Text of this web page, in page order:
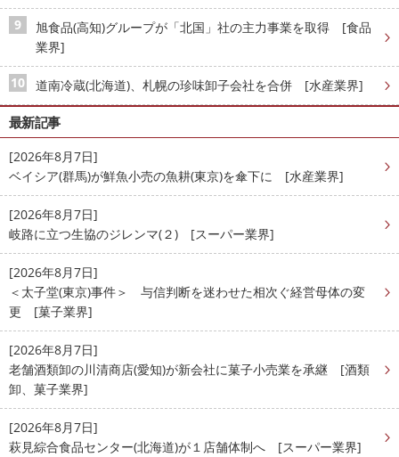
旭食品(高知)グループが「北国」社の主力事業を取得 [食品
業界]
道南冷蔵(北海道)、札幌の珍味卸子会社を合併 [水産業界]
最新記事
[2026年8月7日]
ベイシア(群馬)が鮮魚小売の魚耕(東京)を傘下に [水産業界]
[2026年8月7日]
岐路に立つ生協のジレンマ(２) [スーパー業界]
[2026年8月7日]
＜太子堂(東京)事件＞ 与信判断を迷わせた相次ぐ経営母体の変
更 [菓子業界]
[2026年8月7日]
老舗酒類卸の川清商店(愛知)が新会社に菓子小売業を承継 [酒類
卸、菓子業界]
[2026年8月7日]
萩見綜合食品センター(北海道)が１店舗体制へ [スーパー業界]